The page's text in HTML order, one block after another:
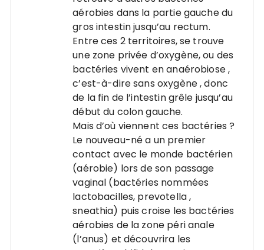
aérobies dans la partie gauche du
gros intestin jusqu’au rectum.
Entre ces 2 territoires, se trouve
une zone privée d’oxygène, ou des
bactéries vivent en anaérobiose ,
c’est-à-dire sans oxygène , donc
de la fin de l’intestin grêle jusqu’au
début du colon gauche.
Mais d’où viennent ces bactéries ?
Le nouveau-né a un premier
contact avec le monde bactérien
(aérobie) lors de son passage
vaginal (bactéries nommées
lactobacilles, prevotella ,
sneathia) puis croise les bactéries
aérobies de la zone péri anale
(l’anus) et découvrira les